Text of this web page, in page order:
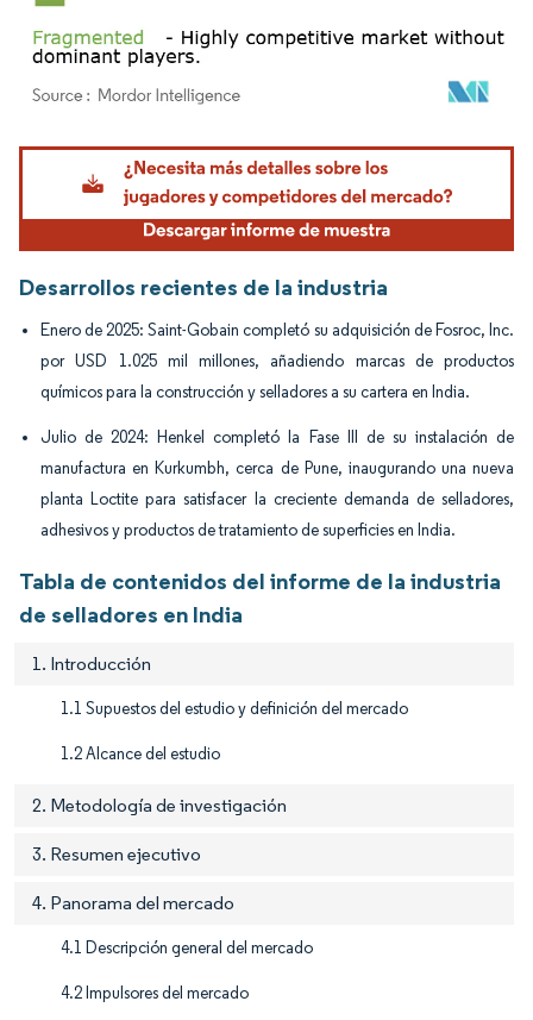
Imagen © Mordor Intelligence. El uso requiere atribución según CC BY 4.0.
Desarrollos recientes de la industria
Enero de 2025: Saint-Gobain completó su adquisición de Fosroc, Inc.
por USD 1.025 mil millones, añadiendo marcas de productos
químicos para la construcción y selladores a su cartera en India.
Julio de 2024: Henkel completó la Fase III de su instalación de
manufactura en Kurkumbh, cerca de Pune, inaugurando una nueva
planta Loctite para satisfacer la creciente demanda de selladores,
adhesivos y productos de tratamiento de superficies en India.
Tabla de contenidos del informe de la industria
de selladores en India
1. Introducción
1.1 Supuestos del estudio y definición del mercado
1.2 Alcance del estudio
2. Metodología de investigación
3. Resumen ejecutivo
4. Panorama del mercado
4.1 Descripción general del mercado
4.2 Impulsores del mercado